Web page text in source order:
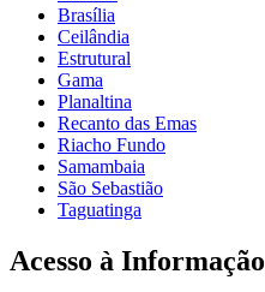
Brasília
Ceilândia
Estrutural
Gama
Planaltina
Recanto das Emas
Riacho Fundo
Samambaia
São Sebastião
Taguatinga
Acesso à Informação